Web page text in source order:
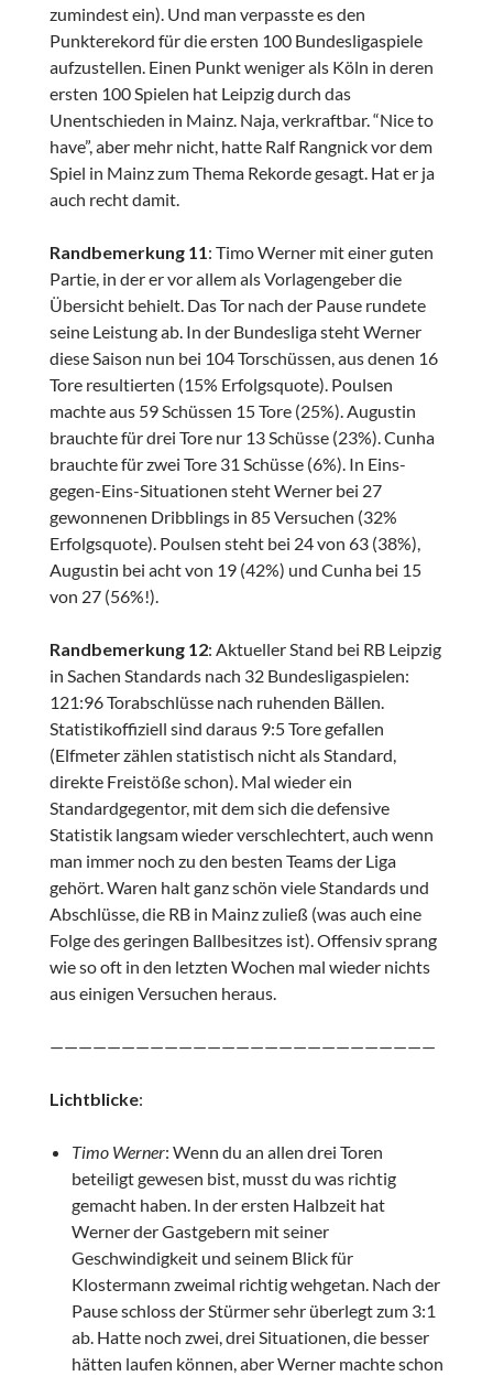
zumindest ein). Und man verpasste es den
Punkterekord für die ersten 100 Bundesligaspiele
aufzustellen. Einen Punkt weniger als Köln in deren
ersten 100 Spielen hat Leipzig durch das
Unentschieden in Mainz. Naja, verkraftbar. “Nice to
have”, aber mehr nicht, hatte Ralf Rangnick vor dem
Spiel in Mainz zum Thema Rekorde gesagt. Hat er ja
auch recht damit.
Randbemerkung 11: Timo Werner mit einer guten
Partie, in der er vor allem als Vorlagengeber die
Übersicht behielt. Das Tor nach der Pause rundete
seine Leistung ab. In der Bundesliga steht Werner
diese Saison nun bei 104 Torschüssen, aus denen 16
Tore resultierten (15% Erfolgsquote). Poulsen
machte aus 59 Schüssen 15 Tore (25%). Augustin
brauchte für drei Tore nur 13 Schüsse (23%). Cunha
brauchte für zwei Tore 31 Schüsse (6%). In Eins-
gegen-Eins-Situationen steht Werner bei 27
gewonnenen Dribblings in 85 Versuchen (32%
Erfolgsquote). Poulsen steht bei 24 von 63 (38%),
Augustin bei acht von 19 (42%) und Cunha bei 15
von 27 (56%!).
Randbemerkung 12: Aktueller Stand bei RB Leipzig
in Sachen Standards nach 32 Bundesligaspielen:
121:96 Torabschlüsse nach ruhenden Bällen.
Statistikoffiziell sind daraus 9:5 Tore gefallen
(Elfmeter zählen statistisch nicht als Standard,
direkte Freistöße schon). Mal wieder ein
Standardgegentor, mit dem sich die defensive
Statistik langsam wieder verschlechtert, auch wenn
man immer noch zu den besten Teams der Liga
gehört. Waren halt ganz schön viele Standards und
Abschlüsse, die RB in Mainz zuließ (was auch eine
Folge des geringen Ballbesitzes ist). Offensiv sprang
wie so oft in den letzten Wochen mal wieder nichts
aus einigen Versuchen heraus.
———————————————————————————
Lichtblicke:
Timo Werner: Wenn du an allen drei Toren
beteiligt gewesen bist, musst du was richtig
gemacht haben. In der ersten Halbzeit hat
Werner der Gastgebern mit seiner
Geschwindigkeit und seinem Blick für
Klostermann zweimal richtig wehgetan. Nach der
Pause schloss der Stürmer sehr überlegt zum 3:1
ab. Hatte noch zwei, drei Situationen, die besser
hätten laufen können, aber Werner machte schon